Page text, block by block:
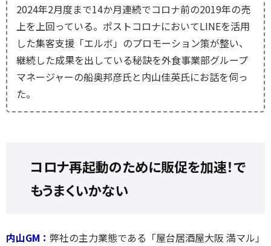
2024年2月度まで14か月連続でコロナ前の2019年の売
上を上回っている。ポストコロナにおいてLINEを活用
した集客支援「エルボ」のプロモーション策が整い、
継続した成果を出している秘訣を外食事業部グループ
マネージャーの船奥邦彦氏と内山佳英氏にお話を伺っ
た。
コロナ再起動のために販促を加速！で
もうまくいかない
内山GM： 弊社の主力業態である「屋台居酒屋大阪 満マル」